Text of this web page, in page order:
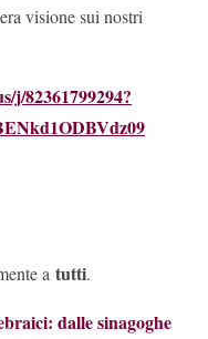
visione sui nostri
j/82361799294?
a tutti.
dalle sinagoghe